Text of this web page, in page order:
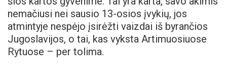
nemačiusi nei sausio 13-osios įvykių, jos
atmintyje nespėjo įsirėžti vaizdai iš byrančios
Jugoslavijos, o tai, kas vyksta Artimuosiuose
Rytuose – per tolima.